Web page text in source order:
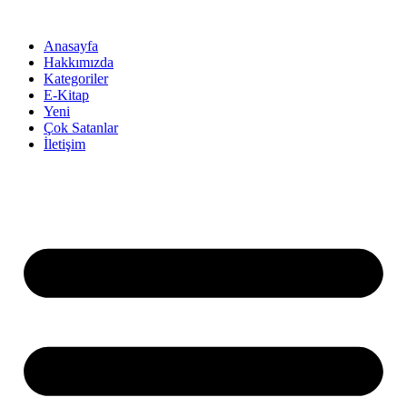
Anasayfa
Hakkımızda
Kategoriler
E-Kitap
Yeni
Çok Satanlar
İletişim